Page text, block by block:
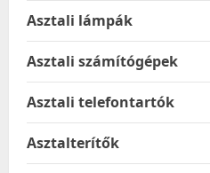
Asztali lámpák
Asztali számítógépek
Asztali telefontartók
Asztalterítők